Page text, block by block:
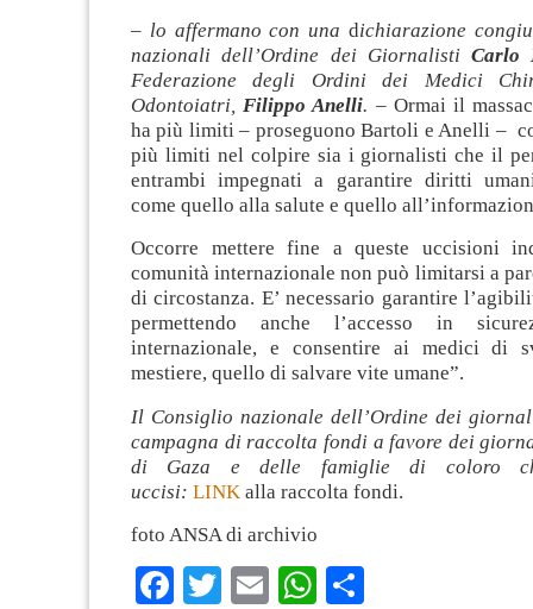
– lo affermano con una dichiarazione
nazionali dell’Ordine dei GiornalistiCarlo
Federazione degli Ordini dei Medici
Odontoiatri,Filippo Anelli. – Ormai il
ha più limiti – proseguono Bartoli e Anelli –
più limiti nel colpire sia i giornalisti che il
entrambi impegnati a garantire diritti
come quello alla salute e quello
Occorre mettere fine a queste uccisioni
comunità internazionale non può limitarsi a
di circostanza. E’ necessario garantire
permettendo anche l’accesso in
internazionale, e consentire ai medici di
mestiere, quello di salvare vite umane”.
Il Consiglio nazionale dell’Ordine dei
campagna di raccolta fondi a favore dei
di Gaza e delle famiglie di coloro
uccisi: LINK alla raccolta fondi.
foto ANSA di archivio
Facebook
TwitterEmailWhatsApp